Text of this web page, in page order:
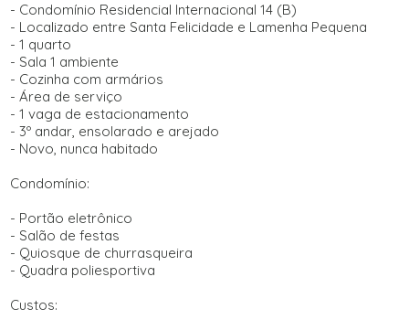
- Condomínio Residencial Internacional 14 (B)
- Localizado entre Santa Felicidade e Lamenha Pequena
- 1 quarto
- Sala 1 ambiente
- Cozinha com armários
- Área de serviço
- 1 vaga de estacionamento
- 3º andar, ensolarado e arejado
- Novo, nunca habitado
Condomínio:
- Portão eletrônico
- Salão de festas
- Quiosque de churrasqueira
- Quadra poliesportiva
Custos: